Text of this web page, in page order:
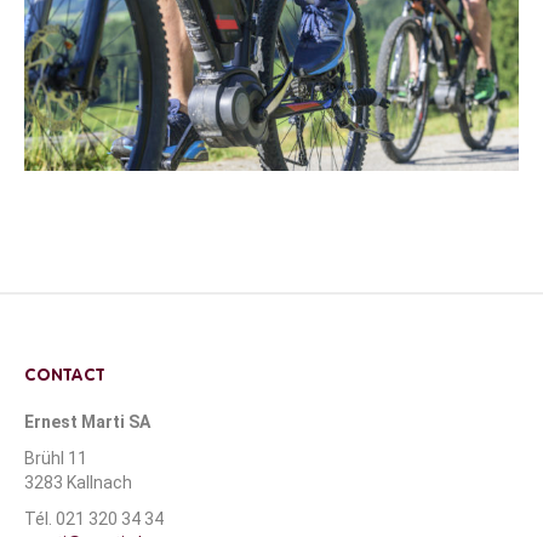
CONTACT
Ernest Marti SA
Brühl 11
3283 Kallnach
Tél. 021 320 34 34